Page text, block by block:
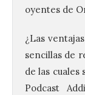
oyentes de
¿Las
sencillas de
de las cuales
Podcast
Vuelve la
de Dulces
Gradefes